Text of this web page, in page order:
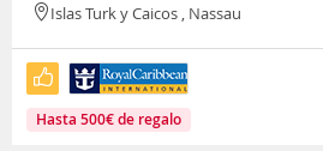
Islas Turk y Caicos , Nassau
Hasta 500€de regalo